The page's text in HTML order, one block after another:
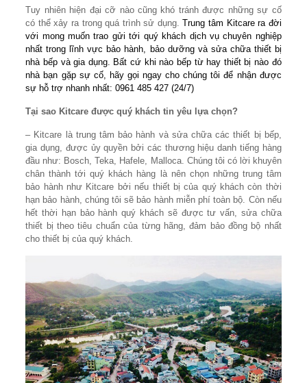
Tuy nhiên hiện đại cỡ nào cũng khó tránh được những sự cố
có thể xảy ra trong quá trình sử dụng.Trung tâm Kitcare ra đời
với mong muốn trao gửi tới quý khách dịch vụ chuyên nghiệp
nhất trong lĩnh vực bảo hành, bảo dưỡng và sửa chữa thiết bị
nhà bếp và gia dụng. Bất cứ khi nào bếp từ hay thiết bị nào đó
nhà bạn gặp sự cố, hãy gọi ngay cho chúng tôi để nhận được
sự hỗ trợ nhanh nhất: 0961 485 427 (24/7)
Tại sao Kitcare được quý khách tin yêu lựa chọn?
– Kitcare là trung tâm bảo hành và sửa chữa các thiết bị bếp,
gia dụng, được ủy quyền bởi các thương hiệu danh tiếng hàng
đầu như: Bosch, Teka, Hafele, Malloca. Chúng tôi có lời khuyên
chân thành tới quý khách hàng là nên chọn những trung tâm
bảo hành như Kitcare bởi nếu thiết bị của quý khách còn thời
hạn bảo hành, chúng tôi sẽ bảo hành miễn phí toàn bộ. Còn nếu
hết thời hạn bảo hành quý khách sẽ được tư vấn, sửa chữa
thiết bị theo tiêu chuẩn của từng hãng, đảm bảo đồng bộ nhất
cho thiết bị của quý khách.